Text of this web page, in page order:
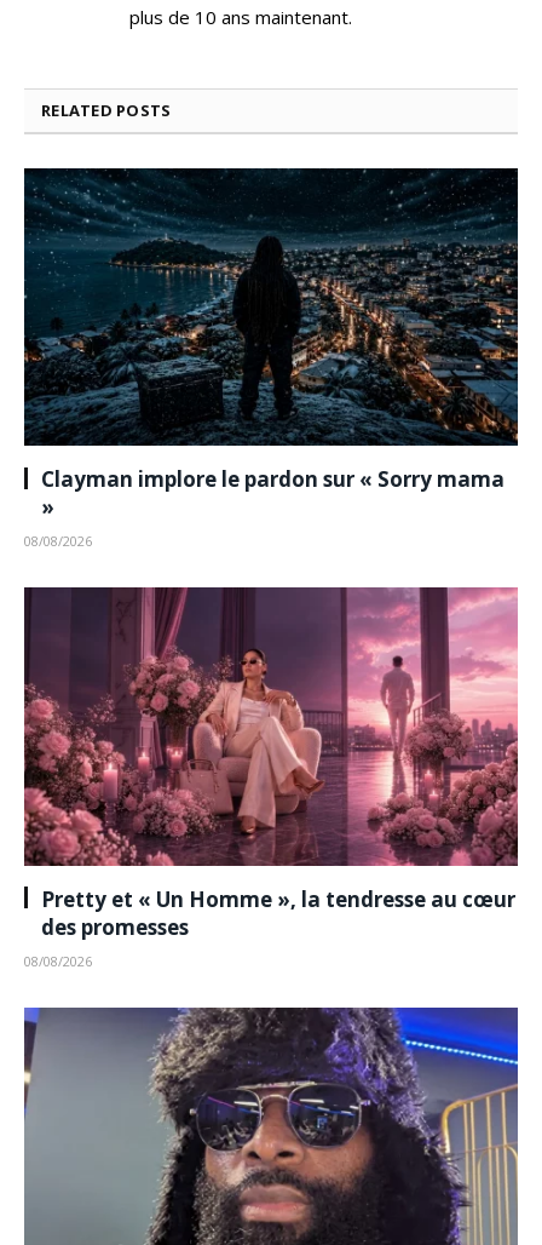
plus de 10 ans maintenant.
RELATED POSTS
Clayman implore le pardon sur « Sorry mama
»
08/08/2026
Pretty et « Un Homme », la tendresse au cœur
des promesses
08/08/2026